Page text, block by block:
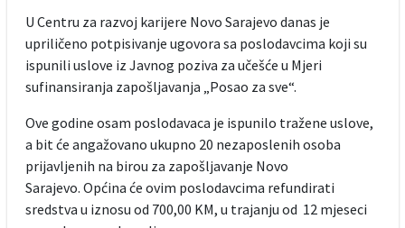
U Centru za razvoj karijere Novo Sarajevo danas je
upriličeno potpisivanje ugovora sa poslodavcima koji su
ispunili uslove iz Javnog poziva za učešće u Mjeri
sufinansiranja zapošljavanja „Posao za sve“.
Ove godine osam poslodavaca je ispunilo tražene uslove,
a bit će angažovano ukupno 20 nezaposlenih osoba
prijavljenih na birou za zapošljavanje Novo
Sarajevo. Općina će ovim poslodavcima refundirati
sredstva u iznosu od 700,00 KM, u trajanju od 12 mjeseci